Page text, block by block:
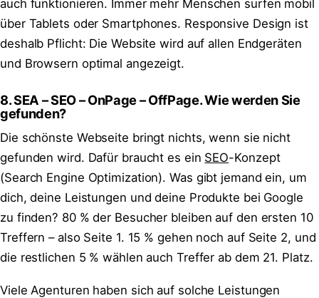
auch funktionieren. Immer mehr Menschen surfen mobil
über Tablets oder Smartphones. Responsive Design ist
deshalb Pflicht: Die Website wird auf allen Endgeräten
und Browsern optimal angezeigt.
8. SEA – SEO – OnPage – OffPage. Wie werden Sie
gefunden?
Die schönste Webseite bringt nichts, wenn sie nicht
gefunden wird. Dafür braucht es ein SEO-Konzept
(Search Engine Optimization). Was gibt jemand ein, um
dich, deine Leistungen und deine Produkte bei Google
zu finden? 80 % der Besucher bleiben auf den ersten 10
Treffern – also Seite 1. 15 % gehen noch auf Seite 2, und
die restlichen 5 % wählen auch Treffer ab dem 21. Platz.
Viele Agenturen haben sich auf solche Leistungen